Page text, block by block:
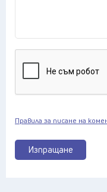
Изпращане
Правила за писане на